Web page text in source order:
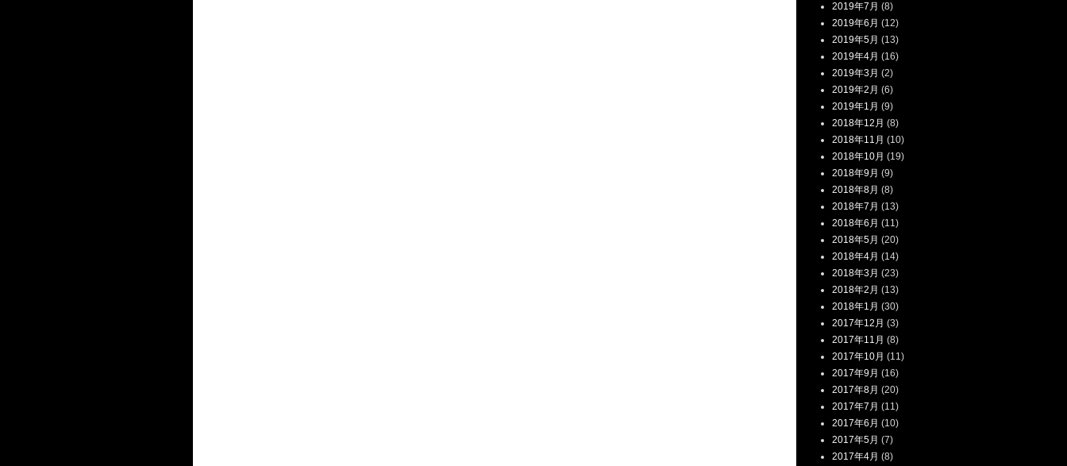
2019年7月 (8)
2019年6月 (12)
2019年5月 (13)
2019年4月 (16)
2019年3月 (2)
2019年2月 (6)
2019年1月 (9)
2018年12月 (8)
2018年11月 (10)
2018年10月 (19)
2018年9月 (9)
2018年8月 (8)
2018年7月 (13)
2018年6月 (11)
2018年5月 (20)
2018年4月 (14)
2018年3月 (23)
2018年2月 (13)
2018年1月 (30)
2017年12月 (3)
2017年11月 (8)
2017年10月 (11)
2017年9月 (16)
2017年8月 (20)
2017年7月 (11)
2017年6月 (10)
2017年5月 (7)
2017年4月 (8)